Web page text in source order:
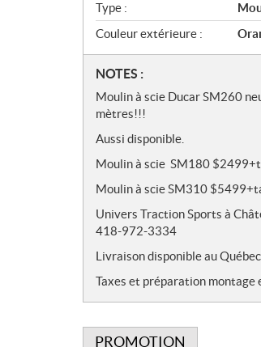
Type :
Couleur extérieure :
N
o
t
s
NOTES :
Moulin à scie Ducar SM260
mètres!!!
Aussi disponible.
Moulin à scie SM180
Moulin à scie SM310
Univers Traction Sports à
418-972-3334
Livraison disponible au Québec
Taxes et préparation montage
PROMOTION